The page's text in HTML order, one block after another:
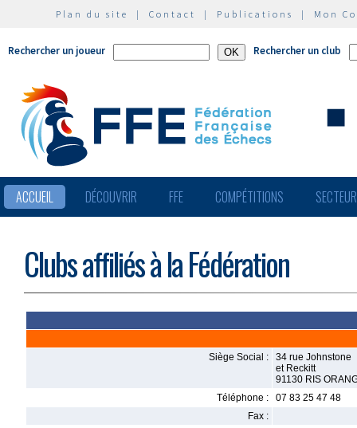
Plan du site | Contact | Publications | Mon
Rechercher un joueur Rechercher un club
ACCUEIL DÉCOUVRIR FFE COMPÉTITIONS
Clubs affiliés à la Fédération
Siège Social :
34 rue Johnstone
et Reckitt
91130 RIS
Téléphone :
07 83 25 47 48
Fax :